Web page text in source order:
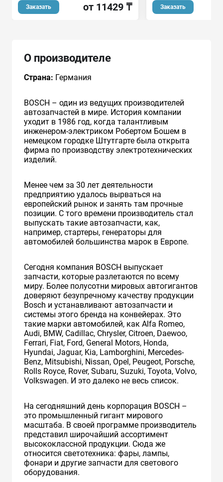
Заказать от 11429 ₸ Заказать
О производителе
Страна: Германия
BOSCH – один из ведущих производителей
автозапчастей в мире. История компании
уходит в 1986 год, когда талантливым
инженером-электриком Робертом Бошем в
немецком городке Штутгарте была открыта
фирма по производству электротехнических
изделий.
Менее чем за 30 лет деятельности
предприятию удалось вырваться на
европейский рынок и занять там прочные
позиции. С того времени производитель стал
выпускать такие автозапчасти, как,
например, cтартеры, генераторы для
автомобилей большинства марок в Европе.
Сегодня компания BOSCH выпускает
запчасти, которые разлетаются по всему
миру. Более полусотни мировых автогигантов
доверяют безупречному качеству продукции
Bosch и устанавливают автозапчасти и
системы этого бренда на конвейерах. Это
такие марки автомобилей, как Alfa Romeo,
Audi, BMW, Cadillac, Chrysler, Citroеn, Daewoo,
Ferrari, Fiat, Ford, General Motors, Honda,
Hyundai, Jaguar, Kia, Lamborghini, Mercedes-
Benz, Mitsubishi, Nissan, Opel, Peugeot, Porsche,
Rolls Royce, Rover, Subaru, Suzuki, Toyota, Volvo,
Volkswagen. И это далеко не весь список.
На сегодняшний день корпорация BOSCH –
это промышленный гигант мирового
масштаба. В своей программе производитель
представил широчайший ассортимент
высококлассной продукции. Сюда же
относится светотехника: фары, лампы,
фонари и другие запчасти для светового
оборудования.